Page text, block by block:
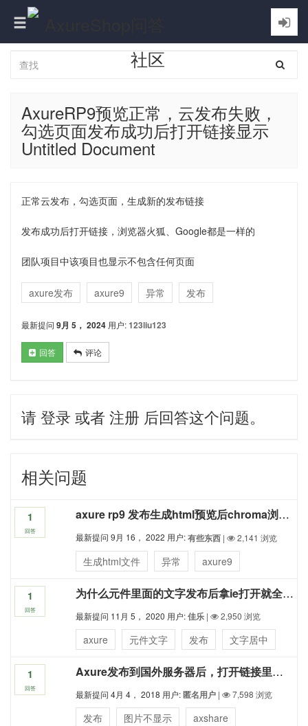
Toggle
navigation
AxureRP9预览正常，云发布失败，
勾选页面发布成功后打开链接显示
Untitled Document
正常云发布，勾选页面，生成新的发布链接
发布成功后打开链接，浏览器火狐、Google都是一样的
团队项目中该项目也显示不包含任何页面
axure发布 axure9 异常 发布
最新提问 9月 5， 2024 用户:123liu123
回答 评论
请登录 或者 注册 后回答这个问题。
相关问题
1
回答
axure rp9 发布生成html预览后chroma浏览器无法展示流程线和flow（在火狐浏览器中又能正常显示）
最新提问 9月 16， 2022 用户: 有些东西 | 2,141 浏览
生成html文件 异常 axure9
1
回答
为什么元件里面的文字发布后拿ie打开就全部靠上了，在原型里面和预览里面都是正常的？拿rp8和9都是这样的问题
最新提问 11月 5， 2020 用户: 佳乐 | 2,950 浏览
axure 元件文字 发布 文字居中
1
回答
Axure发布到国外服务器后，打开链接里面的图片都不显示了，请问，怎么让图片显示？
最新提问 4月 4， 2018 用户: 匿名用户 | 7,598 浏览
发布 图片不显示 axshare